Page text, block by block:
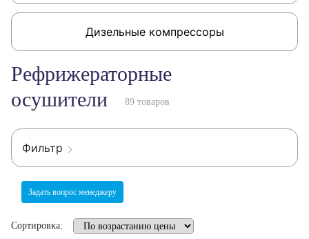
Дизельные компрессоры
Рефрижераторные
осушители
89 товаров
Фильтр
Задать вопрос менеджеру
Сортировка: